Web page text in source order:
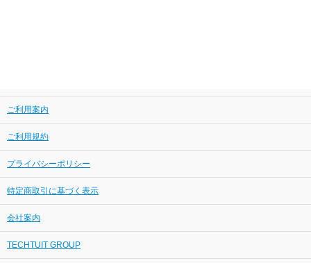
ご利用案内
ご利用規約
プライバシーポリシー
特定商取引に基づく表示
会社案内
TECHTUIT GROUP